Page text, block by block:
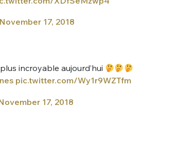
November 17, 2018
incroyable aujourd’hui
pic.twitter.com/Wy1r9WZTfm
17, 2018
!
proposer ?